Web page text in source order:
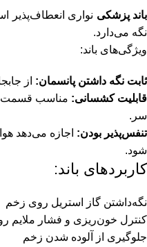
باند پزشکی نواری انعطاف‌پذیر
نگه می‌دارد.
ویژگی‌های باند:
ثابت نگه داشتن پانسمان: از
قابلیت کشسانی: مناسب
سر.
تنفس‌پذیر بودن: اجازه می‌دهد
شود.
کاربردهای باند:
نگه‌داشتن گاز استریل روی زخم
کنترل خون‌ریزی و فشار ملایم
جلوگیری از آلوده شدن زخم